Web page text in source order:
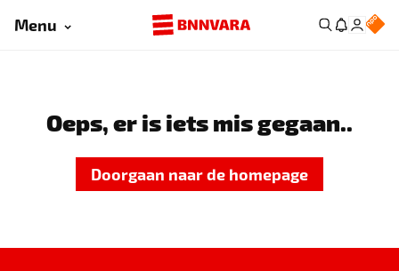
Menu
Oeps, er is iets mis gegaan..
Doorgaan naar de homepage